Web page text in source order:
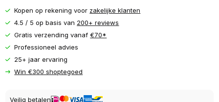
Kopen op rekening voor zakelijke klanten
4.5 / 5 op basis van 200+ reviews
Gratis verzending vanaf€70*
Professioneel advies
25+ jaar ervaring
Win €300 shoptegoed
Veilig betalen